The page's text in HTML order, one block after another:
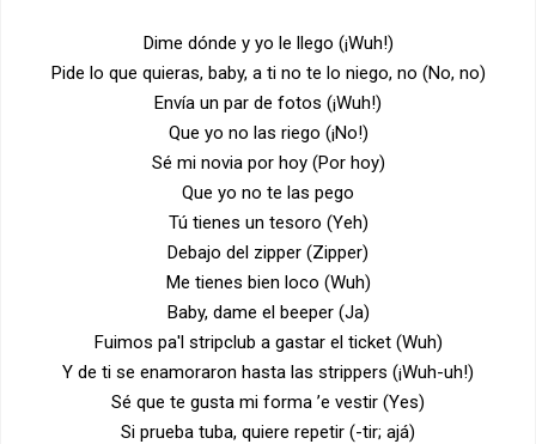
Dime dónde y yo le llego (¡Wuh!)
Pide lo que quieras, baby, a ti no te lo niego, no (No, no)
Envía un par de fotos (¡Wuh!)
Que yo no las riego (¡No!)
Sé mi novia por hoy (Por hoy)
Que yo no te las pego
Tú tienes un tesoro (Yeh)
Debajo del zipper (Zipper)
Me tienes bien loco (Wuh)
Baby, dame el beeper (Ja)
Fuimos pa'l stripclub a gastar el ticket (Wuh)
Y de ti se enamoraron hasta las strippers (¡Wuh-uh!)
Sé que te gusta mi forma ’e vestir (Yes)
Si prueba tuba, quiere repetir (-tir; ajá)